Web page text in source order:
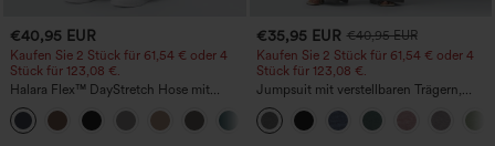
€40,95 EUR
Kaufen Sie 2 Stück für 61,54 € oder 4
Stück für 123,08 €.
Halara Flex™ DayStretch Hose mit
mittlerer Bundhöhe, seitlicher
Reißverschlusstasche und
Work‑Flare‑Schnitt
+12
€35,95 EUR €40,95 EUR
Kaufen Sie 2 Stück für 61,54 € oder 4
Stück für 123,08 €.
Jumpsuit mit verstellbaren Trägern,
gerafftem Detail, weitem Bein und
meliertem Stoff, lässig, mit Taschen -
Easy Peezy